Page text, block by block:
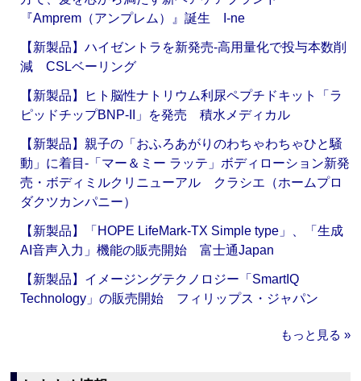
『Amprem（アンプレム）』誕生 I-ne
【新製品】ハイゼントラを新発売‐高用量化で投与本数削
減 CSLベーリング
【新製品】ヒト脳性ナトリウム利尿ペプチドキット「ラ
ピッドチップBNP-II」を発売 積水メディカル
【新製品】親子の「おふろあがりのわちゃわちゃひと騒
動」に着目‐「マー＆ミー ラッテ」ボディローション新発
売・ボディミルクリニューアル クラシエ（ホームプロ
ダクツカンパニー）
【新製品】「HOPE LifeMark-TX Simple type」、「生成
AI音声入力」機能の販売開始 富士通Japan
【新製品】イメージングテクノロジー「SmartIQ
Technology」の販売開始 フィリップス・ジャパン
もっと見る »